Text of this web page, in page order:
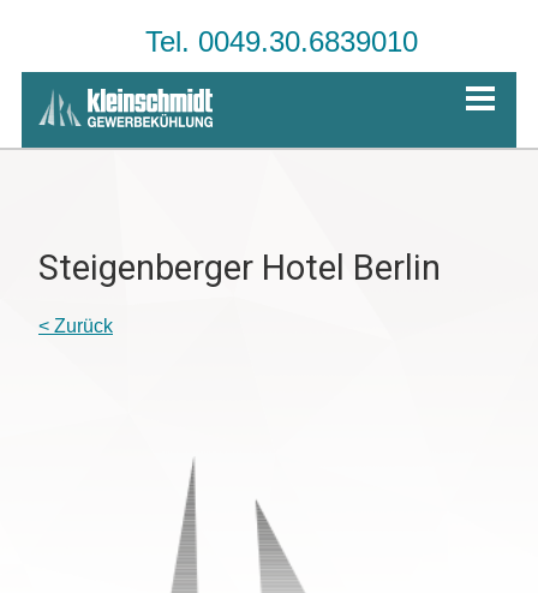
Tel. 0049.30.6839010
Steigenberger Hotel Berlin
< Zurück